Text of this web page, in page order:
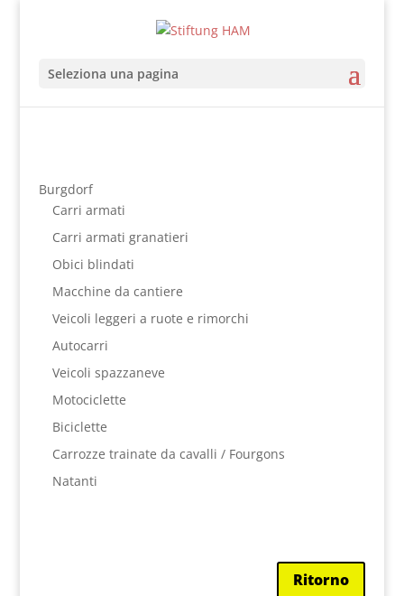
Seleziona una pagina
Burgdorf
Carri armati
Carri armati granatieri
Obici blindati
Macchine da cantiere
Veicoli leggeri a ruote e rimorchi
Autocarri
Veicoli spazzaneve
Motociclette
Biciclette
Carrozze trainate da cavalli / Fourgons
Natanti
Ritorno